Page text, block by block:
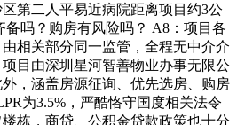
第二人平易近病院距离项目约3公
备吗？购房有风险吗？ A8：项目各
相关部分同一监管，全程无中介介
目由深圳星河智善物业办事无限公
，涵盖房源征询、优先选房、购房
为3.5%，严酷恪守国度相关法令
栋，商贷、公积金贷款政策也十分